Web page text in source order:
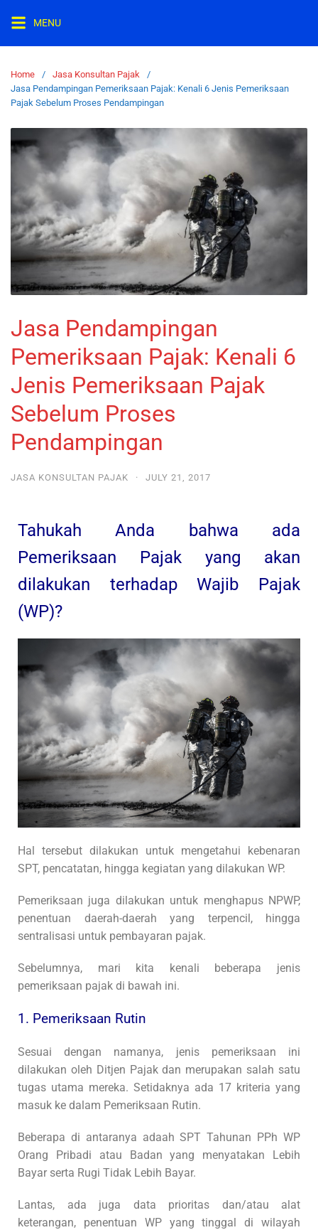
MENU
Home
Jasa Konsultan Pajak
Jasa Pendampingan Pemeriksaan Pajak: Kenali 6 Jenis Pemeriksaan
Pajak Sebelum Proses Pendampingan
Jasa Pendampingan
Pemeriksaan Pajak: Kenali 6
Jenis Pemeriksaan Pajak
Sebelum Proses
Pendampingan
JASA KONSULTAN PAJAK · JULY 21, 2017
Tahukah Anda bahwa ada
Pemeriksaan Pajak yang akan
dilakukan terhadap Wajib Pajak
(WP)?
Hal tersebut dilakukan untuk mengetahui kebenaran
SPT, pencatatan, hingga kegiatan yang dilakukan WP.
Pemeriksaan juga dilakukan untuk menghapus NPWP,
penentuan daerah-daerah yang terpencil, hingga
sentralisasi untuk pembayaran pajak.
Sebelumnya, mari kita kenali beberapa jenis
pemeriksaan pajak di bawah ini.
1. Pemeriksaan Rutin
Sesuai dengan namanya, jenis pemeriksaan ini
dilakukan oleh Ditjen Pajak dan merupakan salah satu
tugas utama mereka. Setidaknya ada 17 kriteria yang
masuk ke dalam Pemeriksaan Rutin.
Beberapa di antaranya adaah SPT Tahunan PPh WP
Orang Pribadi atau Badan yang menyatakan Lebih
Bayar serta Rugi Tidak Lebih Bayar.
Lantas, ada juga data prioritas dan/atau alat
keterangan, penentuan WP yang tinggal di wilayah